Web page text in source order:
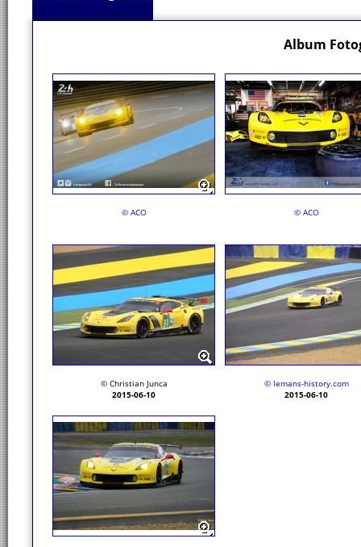
Album
© ACO © ACO
© Christian Junca
2015-06-10
© lemans-history.com
2015-06-10